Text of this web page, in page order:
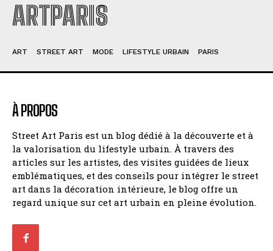
ARTPARIS
ART STREET ART MODE LIFESTYLE URBAIN PARIS
À PROPOS
Street Art Paris est un blog dédié à la découverte et à
la valorisation du lifestyle urbain. À travers des
articles sur les artistes, des visites guidées de lieux
emblématiques, et des conseils pour intégrer le street
art dans la décoration intérieure, le blog offre un
regard unique sur cet art urbain en pleine évolution.